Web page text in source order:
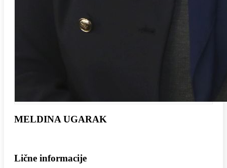
MELDINA UGARAK
Lične informacije